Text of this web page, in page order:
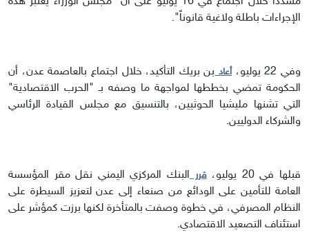
الإجراءات باطلة ولاغية قانوناً".
وفي 22 يوليو، أعادبن بريك التأكيد، خلال اجتماع بالعاصمة عدن، أن
الحكومة تمضي بخططها لمواجهة ما وصفه بـ "الحرب الاقتصادية"
التي تشنها مليشيا الحوثيين، بالتنسيق مع مجلس القيادة الرئاسي
والشركاء الدوليين.
قبلها في 20 يوليو، قررالبنك المركزي اليمني نقل مقر المؤسسة
العامة للتأمين على الودائع من صنعاء إلى عدن لتعزيز السيطرة على
النظام المصرفي، في خطوة وصفت بالمتأخرة لكنها برزت كمؤشر على
استئناف التصعيد الاقتصادي.